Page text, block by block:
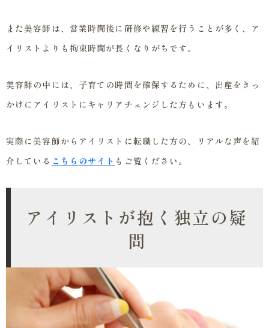
また美容師は、営業時間後に研修や練習を行うことが多く、ア
イリストよりも拘束時間が長くなりがちです。
美容師の中には、子育ての時間を確保するために、出産をきっ
かけにアイリストにキャリアチェンジした方もいます。
実際に美容師からアイリストに転職した方の、リアルな声を紹
介している こちらのサイト もご覧ください。
アイリストが抱く独立の疑
問